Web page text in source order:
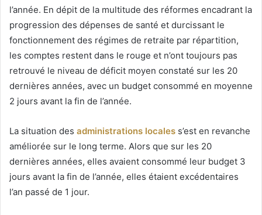
l’année. En dépit de la multitude des réformes encadrant la
progression des dépenses de santé et durcissant le
fonctionnement des régimes de retraite par répartition,
les comptes restent dans le rouge et n’ont toujours pas
retrouvé le niveau de déficit moyen constaté sur les 20
dernières années, avec un budget consommé en moyenne
2 jours avant la fin de l’année.
La situation des administrations locales s’est en revanche
améliorée sur le long terme. Alors que sur les 20
dernières années, elles avaient consommé leur budget 3
jours avant la fin de l’année, elles étaient excédentaires
l’an passé de 1 jour.